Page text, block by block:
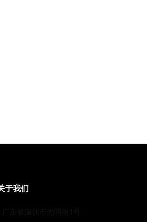
于我们
广东省深圳市光明街1号